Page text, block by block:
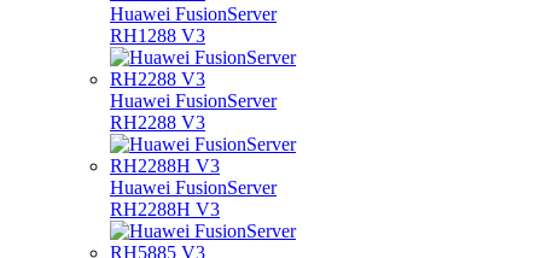
Huawei FusionServer
RH1288 V3
Huawei FusionServer
RH2288 V3
Huawei FusionServer
RH2288H V3